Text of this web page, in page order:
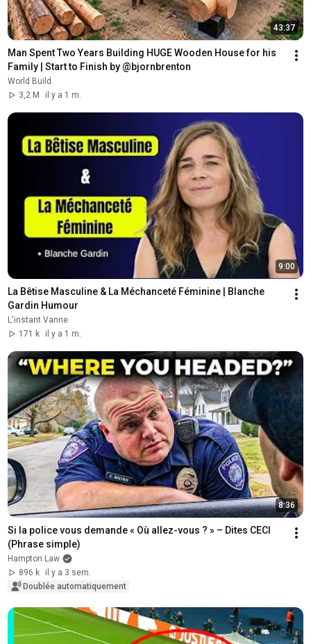
43:37
Man Spent Two Years Building HUGE Wooden House for his
Family | Start to Finish by @bjornbrenton
World Build
3,2 M
il y a 1 m.
9:00
La Bêtise Masculine & La Méchanceté Féminine | Blanche
Gardin Humour
L'instant Vanne
171 k
il y a 1 m.
8:36
Si la police vous demande « Où allez-vous ? » – Dites CECI
(Phrase simple)
Hampton Law
896 k
il y a 3 sem.
Doublée automatiquement